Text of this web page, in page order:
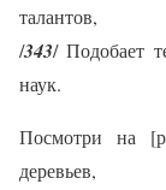
талантов,
/343/ Подобает
наук.
Посмотри на
деревьев,